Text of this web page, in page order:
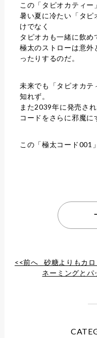
この「タピオカティー
暑い夏に冷たい「タピ
けでなく
タピオカも一緒に飲め
極太のストローは意外
ったりするのだ。
未来でも「タピオカテ
知れず。
また2039年に発売さ
コードをさらに邪魔に
この「極太コード001
<<前へ 砂糖よりもカ
ネーミングとパ